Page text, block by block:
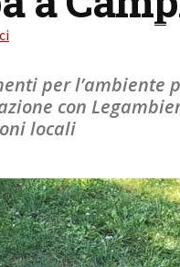
per l’ambiente
con
locali